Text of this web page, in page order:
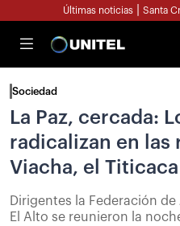
Últimas noticias Santa
Sociedad
La Paz, cercada:
radicalizan en las
Viacha, el
Dirigentes la Federación
El Alto se reunieron la